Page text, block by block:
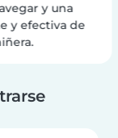
y una
y efectiva de